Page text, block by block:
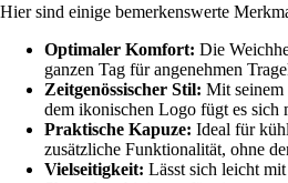
Hier sind einige bemerkenswerte
Optimaler Komfort: Die
ganzen Tag für angenehmen
Zeitgenössischer Stil: Mit seinem
dem ikonischen Logo fügt es sich
Praktische Kapuze: Ideal für
zusätzliche Funktionalität, ohne
Vielseitigkeit: Lässt sich leicht